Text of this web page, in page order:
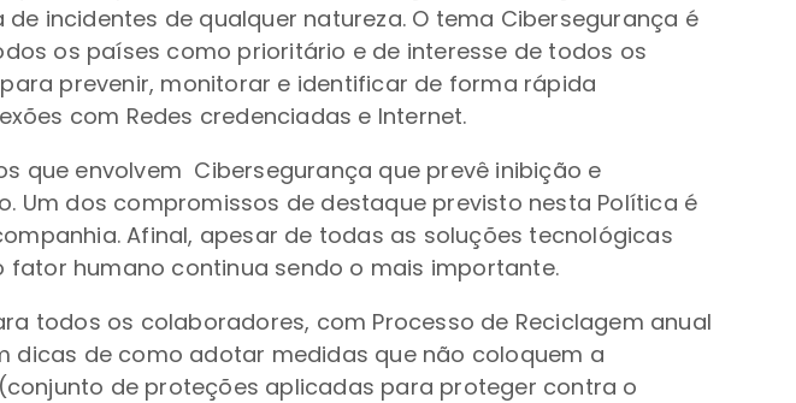
incidentes de qualquer natureza. O tema Cibersegurança é
os países como prioritário e de interesse de todos os
prevenir, monitorar e identificar de forma rápida
com Redes credenciadas e Internet.
que envolvem Cibersegurança que prevê inibição e
Um dos compromissos de destaque previsto nesta Política é
Afinal, apesar de todas as soluções tecnológicas
humano continua sendo o mais importante.
todos os colaboradores, com Processo de Reciclagem anual
dicas de como adotar medidas que não coloquem a
de proteções aplicadas para proteger contra o